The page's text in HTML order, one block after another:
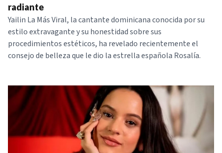
radiante
Yailin La Más Viral, la cantante dominicana conocida por su
estilo extravagante y su honestidad sobre sus
procedimientos estéticos, ha revelado recientemente el
consejo de belleza que le dio la estrella española Rosalía.